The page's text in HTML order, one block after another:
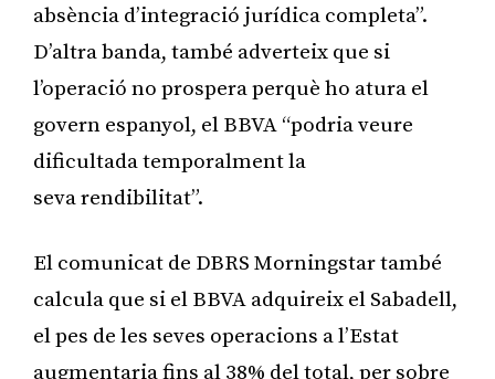
absència d’integració jurídica completa”.
D’altra banda, també adverteix que si
l’operació no prospera perquè ho atura el
govern espanyol, el BBVA “podria veure
dificultada temporalment la
seva rendibilitat”.
El comunicat de DBRS Morningstar també
calcula que si el BBVA adquireix el Sabadell,
el pes de les seves operacions a l’Estat
augmentaria fins al 38% del total, per sobre